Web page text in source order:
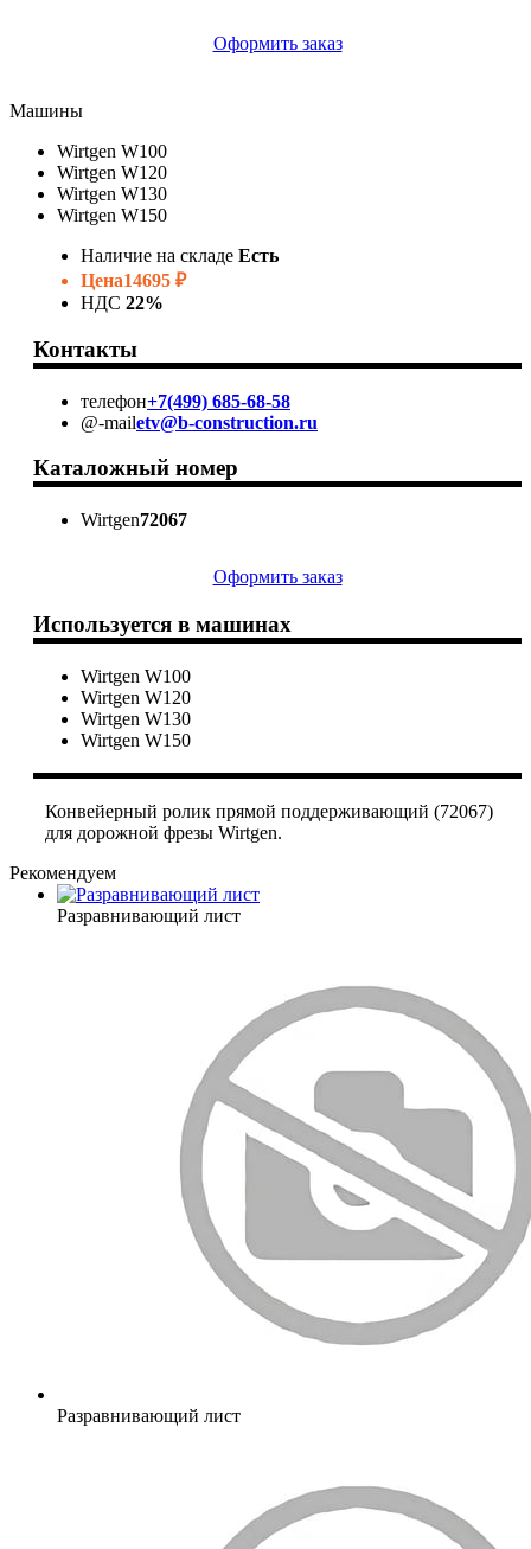
Оформить заказ
Машины
Wirtgen W100
Wirtgen W120
Wirtgen W130
Wirtgen W150
Наличие на складе Есть
Цена14695 ₽
НДС 22%
Контакты
телефон+7(499) 685-68-58
@-mailetv@b-construction.ru
Каталожный номер
Wirtgen72067
Оформить заказ
Используется в машинах
Wirtgen W100
Wirtgen W120
Wirtgen W130
Wirtgen W150
Конвейерный ролик прямой поддерживающий (72067)
для дорожной фрезы Wirtgen.
Рекомендуем
Разравнивающий лист
Разравнивающий лист